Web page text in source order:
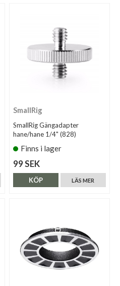
SmallRig
SmallRig Gängadapter
hane/hane 1/4" (828)
Finns i lager
99 SEK
LÄS MER
KÖP